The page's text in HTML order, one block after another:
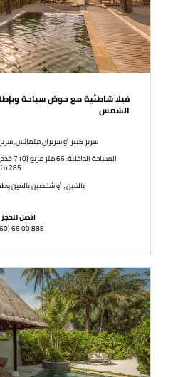
فيلا شاطئية مع حوض سباحة
الشمس
سرير كبير أو سريران متماثلان,
285 متر مربع (3,068 قدم مربع)
3 بالغين ، أو شخصين بالغين
اتصل للحجز
66 00 888